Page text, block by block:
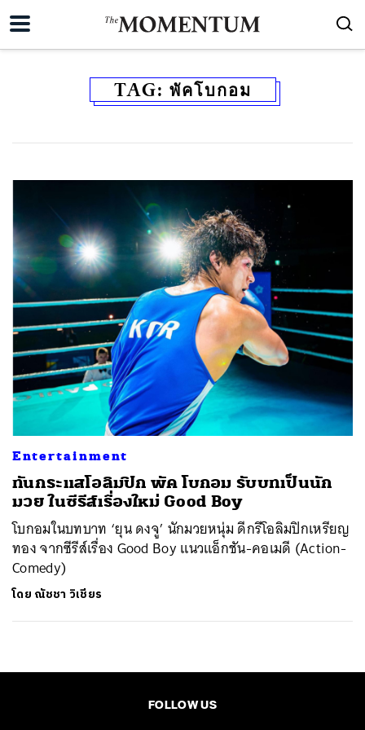
TAG: พัคโบกอม
Entertainment
ทันกระแสโอลิมปิก พัค โบกอม รับบทเป็นนัก
มวย ในซีรีส์เรื่องใหม่ Good Boy
โบกอมในบทบาท ‘ยุน ดงจู’ นักมวยหนุ่ม ดีกรีโอลิมปิกเหรียญ
ทอง จากซีรีส์เรื่อง Good Boy แนวแอ็กชัน-คอเมดี (Action-
Comedy)
โดย ณัชชา วิเชียร
FOLLOW US
ค้นหา
SHARE TWEET LINE EMAIL